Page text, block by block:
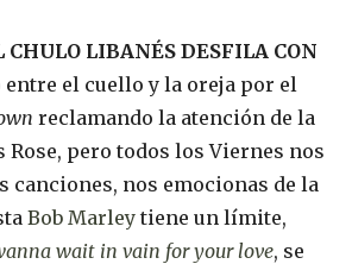
CHULO LIBANÉS DESFILA CON
entre el cuello y la oreja por el
reclamando la atención de la
Rose, pero todos los Viernes nos
canciones, nos emocionas de la
Bob Marley tiene un límite,
wait in vain for your love, se